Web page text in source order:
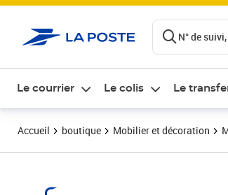
N° de
Le courrier Le colis Le
Accueil boutique Mobilier et décoration